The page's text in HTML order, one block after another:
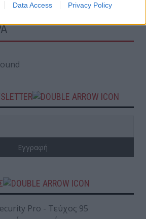
Data Access Privacy Policy